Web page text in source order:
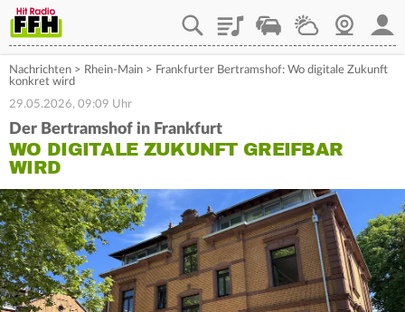
PlaylistStaupilotWetterWebcam
Nachrichten > Rhein-Main > Frankfurter Bertramshof: Wo digitale Zukunft
konkret wird
29.05.2026, 09:09 Uhr
Der Bertramshof in Frankfurt
WO DIGITALE ZUKUNFT GREIFBAR
WIRD